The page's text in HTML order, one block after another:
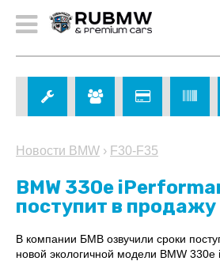
Новости BMW › F30-F35
BMW 330e
поступит в
В компании БМВ озвучили сроки
новой экологичной модели BMW 330e